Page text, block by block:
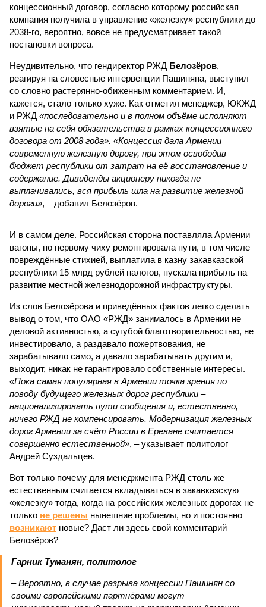
концессионный договор, согласно которому российская
компания получила в управление «железку» республики до
2038-го, вероятно, вовсе не предусматривает такой
постановки вопроса.
Неудивительно, что гендиректор РЖД Белозёров,
реагируя на словесные интервенции Пашиняна, выступил
со словно растерянно-обиженным комментарием. И,
кажется, стало только хуже. Как отметил менеджер, ЮКЖД
и РЖД «последовательно и в полном объёме исполняют
взятые на себя обязательства в рамках концессионного
договора от 2008 года». «Концессия дала Армении
современную железную дорогу, при этом освободив
бюджет республики от затрат на её восстановление и
содержание. Дивиденды акционеру никогда не
выплачивались, вся прибыль шла на развитие железной
дороги», – добавил Белозёров.
И в самом деле. Российская сторона поставляла Армении
вагоны, по первому чиху ремонтировала пути, в том числе
повреждённые стихией, выплатила в казну закавказской
республики 15 млрд рублей налогов, пускала прибыль на
развитие местной железнодорожной инфраструктуры.
Из слов Белозёрова и приведённых фактов легко сделать
вывод о том, что ОАО «РЖД» занималось в Армении не
деловой активностью, а сугубой благотворительностью, не
инвестировало, а раздавало пожертвования, не
зарабатывало само, а давало зарабатывать другим и,
выходит, никак не гарантировало собственные интересы.
«Пока самая популярная в Армении точка зрения по
поводу будущего железных дорог рес­публики –
национализировать пути сообщения и, естественно,
ничего РЖД не компенсировать. Модернизация железных
дорог Армении за счёт России в Ереване считается
совершенно естественной», – указывает политолог
Андрей Суздальцев.
Вот только почему для менеджмента РЖД столь же
естественным считается вкладываться в закавказскую
«железку» тогда, когда на российских железных дорогах не
только не решены нынешние проблемы, но и постоянно
возникают новые? Даст ли здесь свой комментарий
Белозёров?
Гарник Туманян, политолог
– Вероятно, в случае разрыва концессии Пашинян со
своими европейскими партнёрами могут